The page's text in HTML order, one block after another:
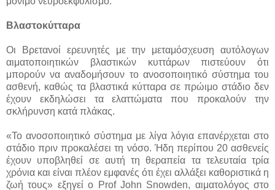
Βλαστοκύτταρα
Οι Βρετανοί ερευνητές με την μεταμόσχευση αυτόλογων
αιματοποιητικών βλαστικών κυττάρων πιστεύουν ότι
μπορούν να αναδομήσουν το ανοσοποιητικό σύστημα του
ασθενή, καθώς τα βλαστικά κύτταρα σε πρώιμο στάδιο δεν
έχουν εκδηλώσει τα ελαττώματα που προκαλούν την
σκλήρυνση κατά πλάκας.
«Το ανοσοποιητικό σύστημα με λίγα λόγια επανέρχεται στο
στάδιο πριν προκαλέσει τη νόσο. Ήδη περίπου 20 ασθενείς
έχουν υποβληθεί σε αυτή τη θεραπεία τα τελευταία τρία
χρόνια και είναι πλέον εμφανές ότι έχει αλλάξει καθοριστικά η
ζωή τους» εξηγεί ο Prof John Snowden, αιματολόγος στο